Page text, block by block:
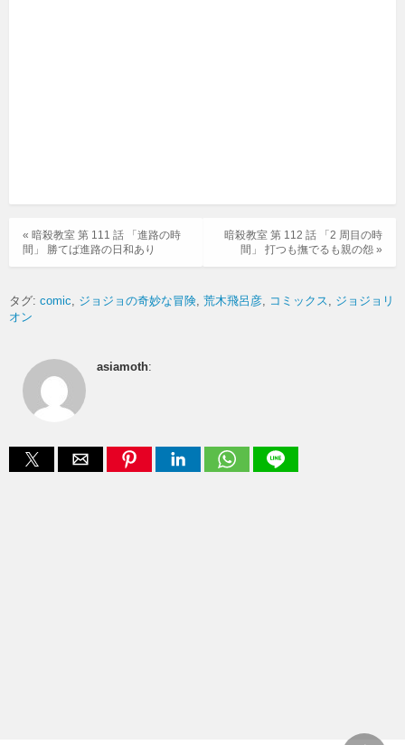
暗殺教室 第 112 話 「2 周目の時
間」 打つも撫でるも親の怨 »
« 暗殺教室 第 111 話 「進路の時
間」 勝てば進路の日和あり
タグ: comic ジョジョの奇妙な冒険 荒木飛呂彦 コミックス
ジョジョリ
オン
asiamoth: